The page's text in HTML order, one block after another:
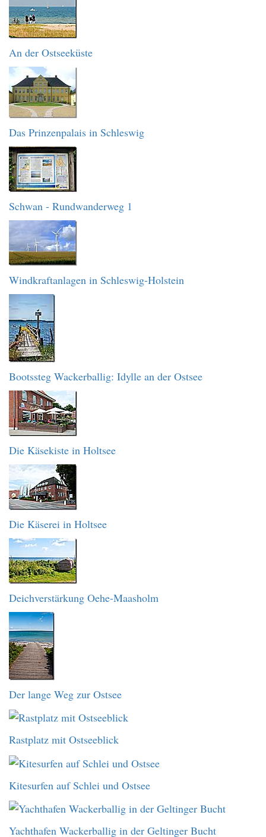
An der Ostseeküste
Das Prinzenpalais in Schleswig
Schwan - Rundwanderweg 1
Windkraftanlagen in Schleswig-Holstein
Bootssteg Wackerballig: Idylle an der Ostsee
Die Käsekiste in Holtsee
Die Käserei in Holtsee
Deichverstärkung Oehe-Maasholm
Der lange Weg zur Ostsee
Rastplatz mit Ostseeblick
Kitesurfen auf Schlei und Ostsee
Yachthafen Wackerballig in der Geltinger Bucht